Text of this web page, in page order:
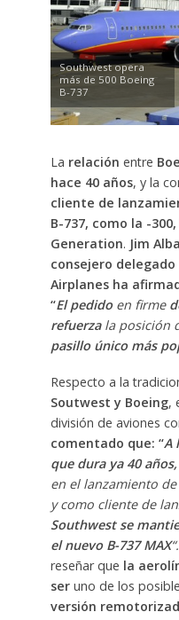
Southwest opera
más de 500 Boeing
B-737
La relación entre
hace 40 años, y la
cliente de
B-737, como la -
Generation. Jim
consejero
Airplanes ha
“El pedidoen firme
refuerza la posición
pasillo único más
Respecto a la
Soutwest y Boeing,
división de aviones
comentado que: “A
que dura ya 40 años,
en el lanzamiento
y como cliente de
Southwest se
el nuevo B-737 MAX“.
reseñar que la
seruno de los
versión